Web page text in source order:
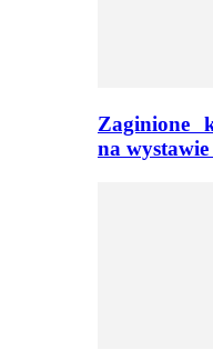
Zaginione
na